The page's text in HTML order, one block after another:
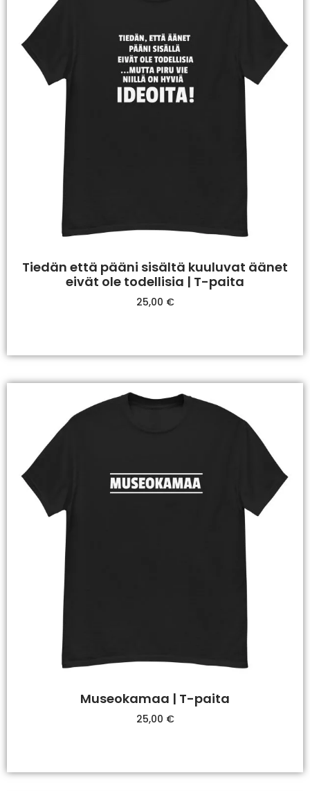
Tiedän että pääni sisältä kuuluvat äänet
eivät ole todellisia | T-paita
25,00 €
Museokamaa | T-paita
25,00 €